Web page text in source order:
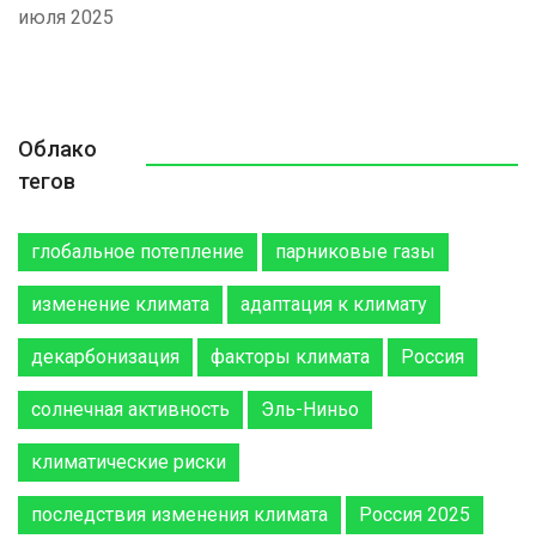
июля 2025
Облако
тегов
глобальное потепление парниковые газы
изменение климата адаптация к климату
декарбонизация факторы климата Россия
солнечная активность Эль-Ниньо
климатические риски
последствия изменения климата Россия 2025